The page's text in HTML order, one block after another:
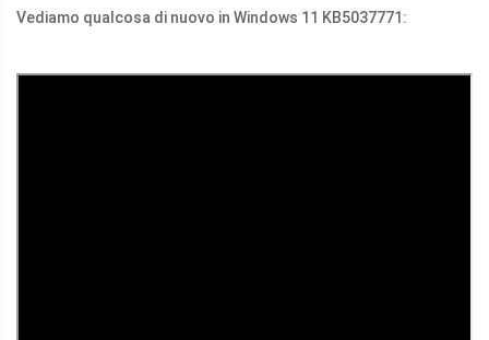
Vediamo qualcosa di nuovo in Windows 11 KB5037771: